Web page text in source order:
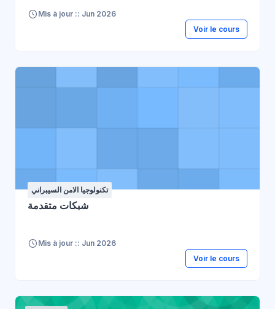
Mis à jour :: Jun 2026
Voir le cours
تكنولوجيا الامن السيبراني
شبكات متقدمة
Mis à jour :: Jun 2026
Voir le cours